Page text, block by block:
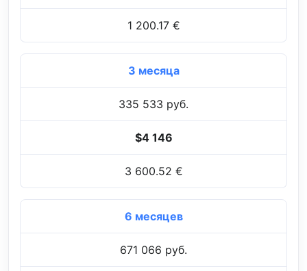
1 200.17 €
3 месяца
335 533 руб.
$4 146
3 600.52 €
6 месяцев
671 066 руб.